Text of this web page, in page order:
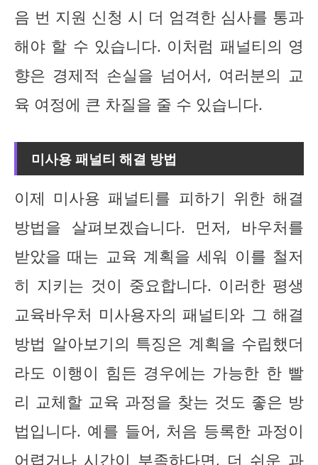
음 번 지원 신청 시 더 엄격한 심사를 통과
해야 할 수 있습니다. 이처럼 패널티의 영
향은 경제적 손실을 넘어서, 여러분의 교
육 여정에 큰 차질을 줄 수 있습니다.
미사용 패널티 해결 방법
이제 미사용 패널티를 피하기 위한 해결
방법을 살펴보겠습니다. 먼저, 바우처를
받았을 때는 교육 계획을 세워 이를 철저
히 지키는 것이 중요합니다. 이러한 평생
교육바우처 미사용자의 패널티와 그 해결
방법 알아보기의 특징은 계획을 수립했더
라도 이행이 힘든 경우에는 가능한 한 빨
리 교체할 교육 과정을 찾는 것도 좋은 방
법입니다. 예를 들어, 처음 등록한 과정이
어렵거나 시간이 부족하다면, 더 쉬운 과